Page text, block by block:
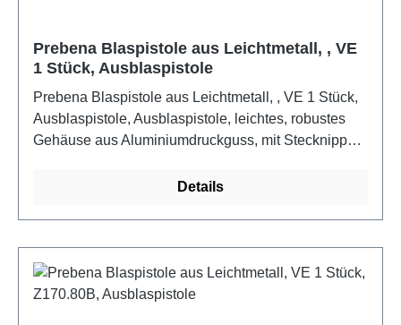
Prebena Blaspistole aus Leichtmetall, , VE
1 Stück, Ausblaspistole
Prebena Blaspistole aus Leichtmetall, , VE 1 Stück,
Ausblaspistole, Ausblaspistole, leichtes, robustes
Gehäuse aus Aluminiumdruckguss, mit Stecknippel
Details